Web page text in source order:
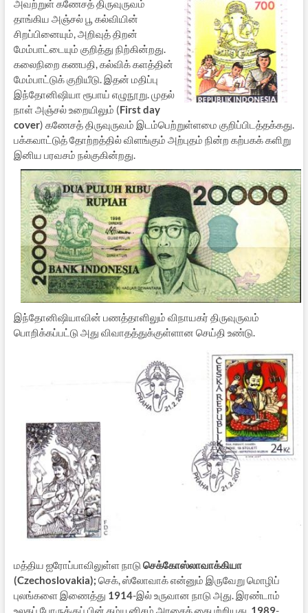
அவற்றுள் கணேசத் திருவுருவம்
தாங்கிய அஞ்சல் பூ கல்வியின்
சிறப்பினையும், அறிவுத் திறன்
மேம்பாட்டையும் குறித்து நிற்கின்றது.
கலைநிறை கணபதி, கல்விக் களத்தின்
மேம்பாட்டுக் குறியீடு. இதன் மதிப்பு
இந்தோனிஷியா ரூபாய் எழுநூறு. முதல்
நாள் அஞ்சல் உறையிலும் (First day
cover) கணேசத் திருவுருவம் இடம்பெற்றுள்ளமை குறிப்பிடத்தக்கது.
பக்கவாட்டுத் தோற்றத்தில் விளங்கும் அற்புதம் நின்ற கற்பகக் களிறு
இனிய பரவசம் நல்குகின்றது.
இந்தோனிஷியாவின் பணத்தாளிலும் விநாயகர் திருவுருவம்
பொறிக்கப்பட்டு அது விவாதத்துக்குள்ளான செய்தி உண்டு.
மத்திய ஐரோப்பாவிலுள்ள நாடு செக்கோஸ்லாவாக்கியா
(Czechoslovakia); செக், ஸ்லோவாக் என்னும் இருவேறு மொழிப்
புலங்களை இணைத்து 1914-இல் உருவான நாடு அது. இரண்டாம்